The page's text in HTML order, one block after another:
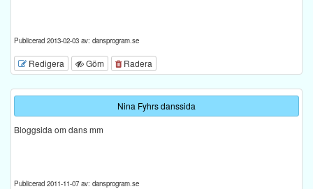
Publicerad 2013-02-03 av: dansprogram.se
Redigera Göm Radera
Nina Fyhrs danssida
Bloggsida om dans mm
Publicerad 2011-11-07 av: dansprogram.se